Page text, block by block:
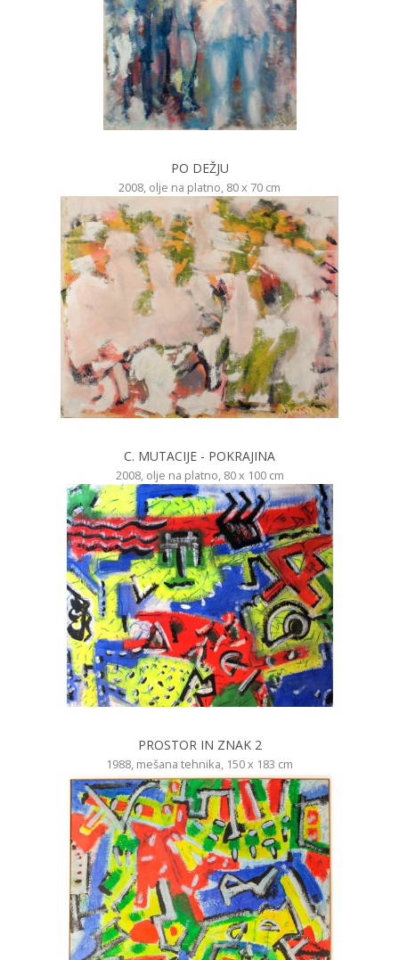
PO DEŽJU
2008, olje na platno, 80 x 70 cm
C. MUTACIJE - POKRAJINA
2008, olje na platno, 80 x 100 cm
PROSTOR IN ZNAK 2
1988, mešana tehnika, 150 x 183 cm